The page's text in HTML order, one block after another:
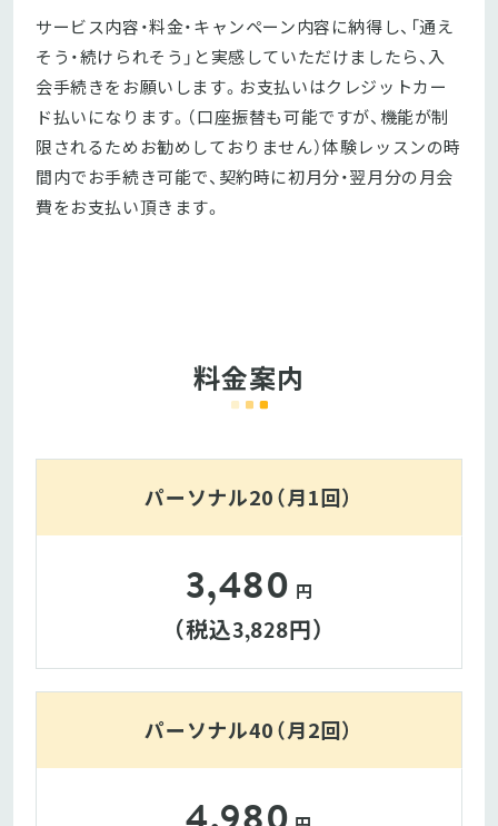
サービス内容・料金・キャンペーン内容に納得し、「通え
そう・続けられそう」と実感していただけましたら、入
会手続きをお願いします。お支払いはクレジットカー
ド払いになります。（口座振替も可能ですが、機能が制
限されるためお勧めしておりません）体験レッスンの時
間内でお手続き可能で、契約時に初月分・翌月分の月会
費をお支払い頂きます。
料金案内
パーソナル20（月1回）
3,480 円
（税込3,828円）
パーソナル40（月2回）